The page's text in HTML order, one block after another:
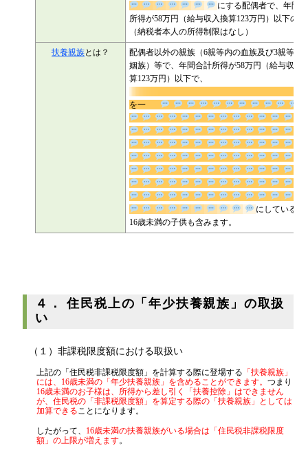
にする配偶者で、年間合計所得が58万円（給
入換算123万円）以下の方（納税者本人の所得
はなし）
扶養親族とは？
配偶者以外の親族（6親等内の血族及び3親等内
族）等で、年間合計所得が58万円（給与収入換
123万円）以下で、
を一
にしている方。16歳未満の子
含みます。
４． 住民税上の「年少扶養親族」の取扱
い
（１）非課税限度額における取扱い
上記の「住民税非課税限度額」を計算する際に登場する 「扶養親族」
には、16歳未満の「年少扶養親族」を含めることができます。 つまり
16歳未満のお子様は、所得から差し引く「扶養控除」はできません
が、住民税の「非課税限度額」を算定する際の「扶養親族」としては
加算できることになります。
したがって、 16歳未満の扶養親族がいる場合は「住民税非課税限度
額」の上限が増えます。